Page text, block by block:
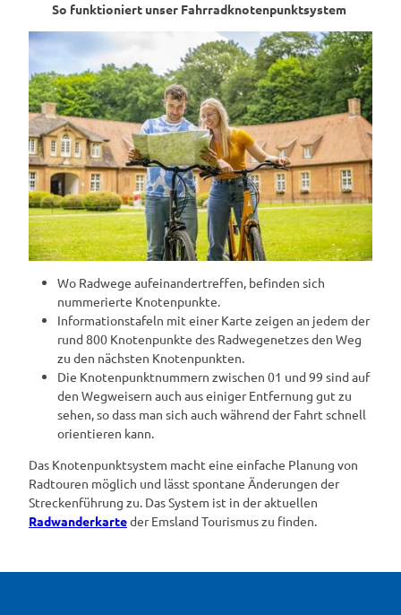
So funktioniert unser Fahrradknotenpunktsystem
Wo Radwege aufeinandertreffen, befinden sich
nummerierte Knotenpunkte.
Informationstafeln mit einer Karte zeigen an jedem der
rund 800 Knotenpunkte des Radwegenetzes den Weg
zu den nächsten Knotenpunkten.
Die Knotenpunktnummern zwischen 01 und 99 sind auf
den Wegweisern auch aus einiger Entfernung gut zu
sehen, so dass man sich auch während der Fahrt schnell
orientieren kann.
Das Knotenpunktsystem macht eine einfache Planung von
Radtouren möglich und lässt spontane Änderungen der
Streckenführung zu. Das System ist in der aktuellen
Radwanderkarteder Emsland Tourismus zu finden.